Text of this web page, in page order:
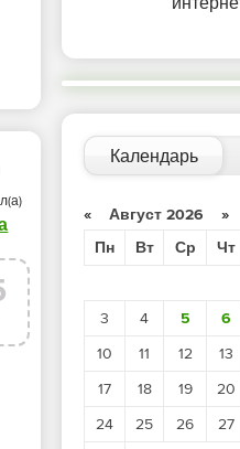
Календарь
« Август 2026 »
Пн
Вт Ср Чт
3
4 5 6
10
11 12 13
17
18 19 20
24
25 26 27